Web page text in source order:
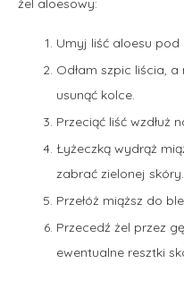
żel aloesowy:
Umyj liść aloesu pod
Odłam szpic liścia,
usunąć kolce.
Przeciąć liść wzdłuż
Łyżeczką wydrąż
zabrać zielonej skóry.
Przełóż miąższ do
Przecedź żel przez
ewentualne resztki